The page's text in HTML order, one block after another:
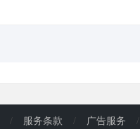
/ 服务条款 / 广告服务 /